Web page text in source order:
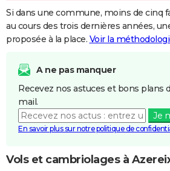
Si dans une commune, moins de cinq
au cours des trois dernières années,
proposée à la place. Voir la
A ne pas manquer
Recevez nos astuces et bons plans
mail.
Je
En savoir plus sur notre politique de
Vols et cambriolages à